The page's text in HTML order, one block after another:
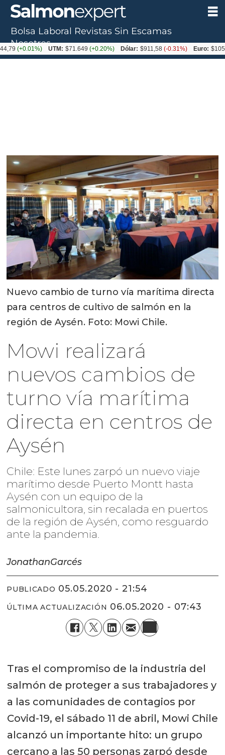
Nuevo cambio de turno vía marítima directa
para centros de cultivo de salmón en la
región de Aysén. Foto: Mowi Chile.
Mowi realizará
nuevos cambios de
turno vía marítima
directa en centros de
Aysén
Chile: Este lunes zarpó un nuevo viaje
marítimo desde Puerto Montt hasta
Aysén con un equipo de la
salmonicultora, sin recalada en puertos
de la región de Aysén, como resguardo
ante la pandemia.
JonathanGarcés
PUBLICADO 05.05.2020 - 21:54
ÚLTIMA ACTUALIZACIÓN 06.05.2020 - 07:43
Tras el compromiso de la industria del
salmón de proteger a sus trabajadores y
a las comunidades de contagios por
Covid-19, el sábado 11 de abril, Mowi Chile
alcanzó un importante hito: un grupo
cercano a las 50 personas zarpó desde
Bolsa Laboral Revistas Sin Escamas
Nosotros
UTM: $71.649(+0.20%) Dólar: $911,58(-0.31%) Euro: $1053,36 (-